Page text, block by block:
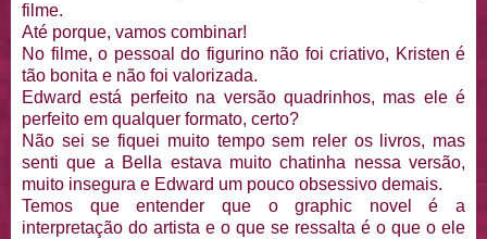
filme.
Até porque, vamos combinar!
No filme, o pessoal do figurino não foi criativo, Kristen é
tão bonita e não foi valorizada.
Edward está perfeito na versão quadrinhos, mas ele é
perfeito em qualquer formato, certo?
Não sei se fiquei muito tempo sem reler os livros, mas
senti que a Bella estava muito chatinha nessa versão,
muito insegura e Edward um pouco obsessivo demais.
Temos que entender que o graphic novel é a
interpretação do artista e o que se ressalta é o que o ele